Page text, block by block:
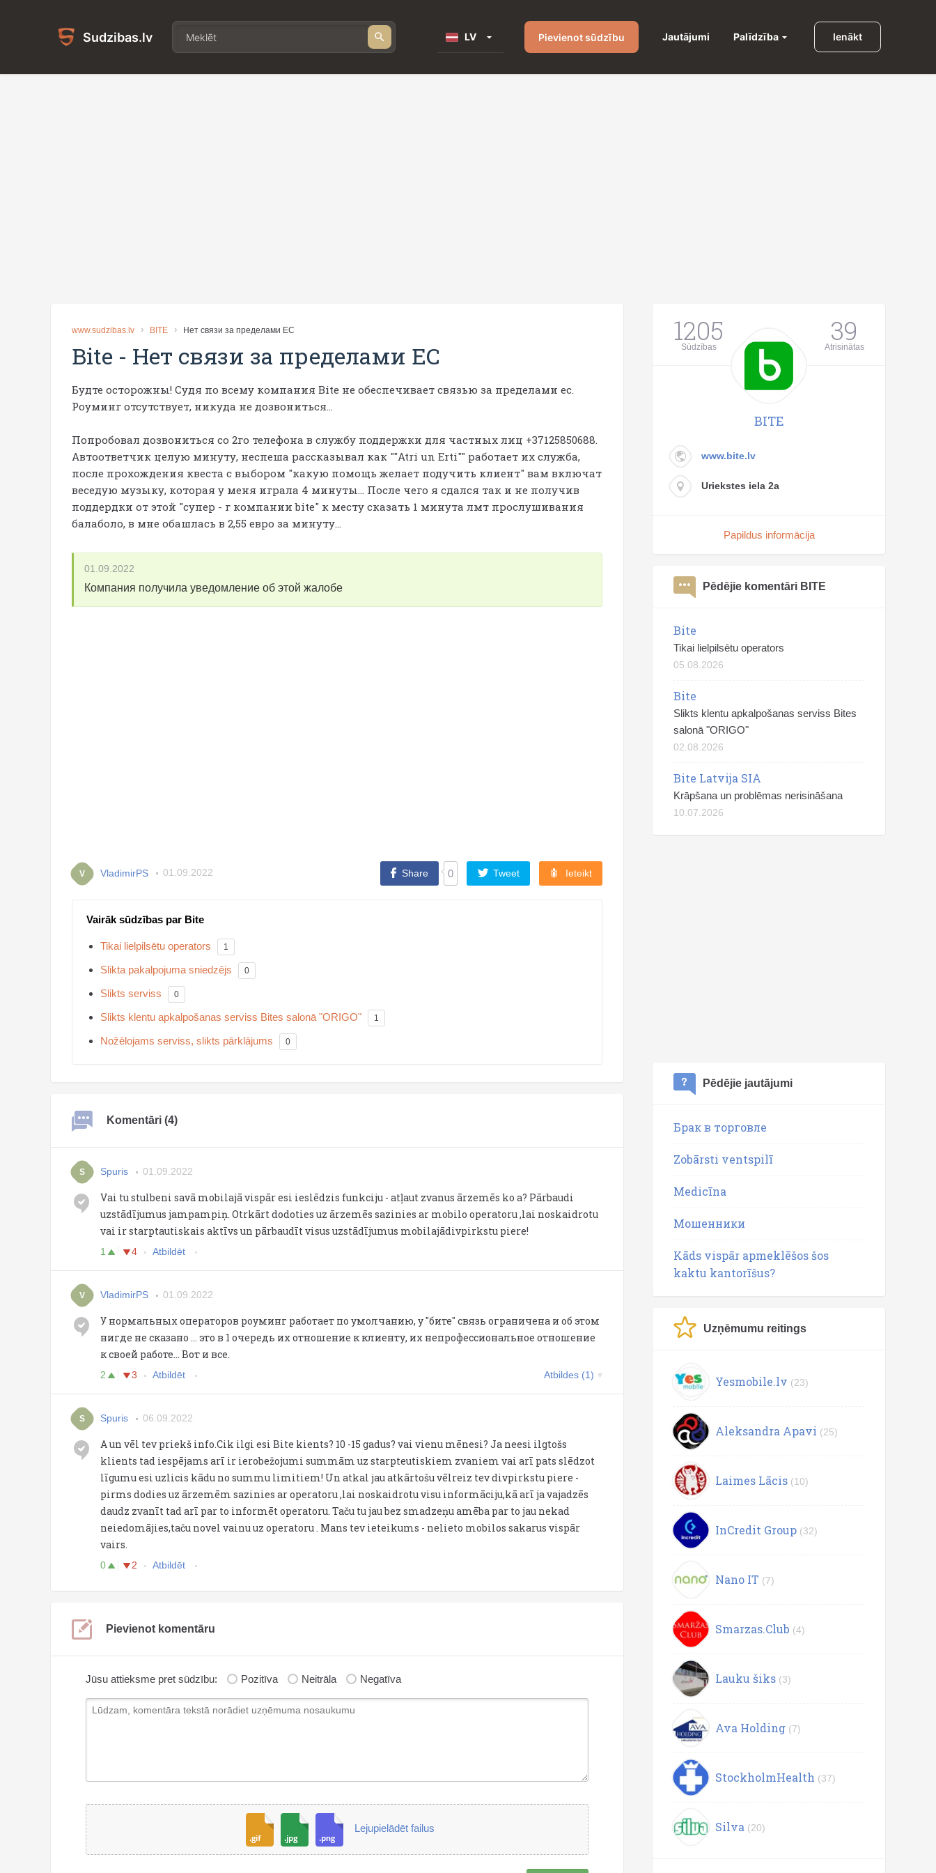
Sudzibas.lv LV Pievienot sūdzību Jautājumi Palīdzība Ienākt
www.sudzibas.lv BITE Нет связи за пределами ЕС
Bite - Нет связи за пределами ЕС
Будте осторожны! Судя по всему компания Bite не обеспечивает связью за пределами ес.
Роуминг отсутствует, никуда не дозвониться...
Попробовал дозвониться со 2го телефона в службу поддержки для частных лиц +37125850688.
Автоответчик целую минуту, неспеша рассказывал как ""Atri un Erti"" работает их служба,
после прохождения квеста с выбором "какую помощь желает подучить клиент" вам включат
веседую музыку, которая у меня играла 4 минуты... После чего я сдался так и не получив
поддердки от этой "супер - г компании bite" к месту сказать 1 минута лмт прослушивания
балаболо, в мне обашлась в 2,55 евро за минуту...
01.09.2022
Компания получила уведомление об этой жалобе
V VladimirPS 01.09.2022 Share 0 Tweet Ieteikt
Vairāk sūdzības par Bite
Tikai lielpilsētu operators 1
Slikta pakalpojuma sniedzējs 0
Slikts serviss 0
Slikts klentu apkalpošanas serviss Bites salonā "ORIGO" 1
Nožēlojams serviss, slikts pārklājums 0
Komentāri (4)
S Spuris 01.09.2022
Vai tu stulbeni savā mobilajā vispār esi ieslēdzis funkciju - atļaut zvanus ārzemēs ko a? Pārbaudi
uzstādījumus jampampiņ. Otrkārt dodoties uz ārzemēs sazinies ar mobilo operatoru ,lai noskaidrotu
vai ir starptautiskais aktīvs un pārbaudīt visus uzstādījumus mobilajādivpirkstu piere!
1 4 Atbildēt
V VladimirPS 01.09.2022
У нормальных операторов роуминг работает по умолчанию, у "бите" связь ограничена и об этом
нигде не сказано ... это в 1 очередь их отношение к клиенту, их непрофессиональное отношение
к своей работе... Вот и все.
2 3 Atbildēt Atbildes (1)
S Spuris 06.09.2022
A un vēl tev priekš info.Cik ilgi esi Bite kients? 10 -15 gadus? vai vienu mēnesi? Ja neesi ilgtošs
klients tad iespējams arī ir ierobežojumi summām uz starpteutiskiem zvaniem vai arī pats slēdzot
līgumu esi uzlicis kādu no summu limitiem! Un atkal jau atkārtošu vēlreiz tev divpirkstu piere -
pirms dodies uz ārzemēm sazinies ar operatoru ,lai noskaidrotu visu informāciju,kā arī ja vajadzēs
daudz zvanīt tad arī par to informēt operatoru. Taču tu jau bez smadzeņu amēba par to jau nekad
neiedomājies,taču novel vainu uz operatoru . Mans tev ieteikums - nelieto mobilos sakarus vispār
vairs.
0 2 Atbildēt
Pievienot komentāru
Jūsu attieksme pret sūdzību: Pozitīva Neitrāla Negatīva
Lejupielādēt failus
1205
Sūdzības 39
Atrisinātas
BITE
www.bite.lv
Uriekstes iela 2a
Papildus informācija
Pēdējie komentāri BITE
Bite
Tikai lielpilsētu operators
05.08.2026
Bite
Slikts klentu apkalpošanas serviss Bites
salonā "ORIGO"
02.08.2026
Bite Latvija SIA
Krāpšana un problēmas nerisināšana
10.07.2026
Pēdējie jautājumi
Брак в торговле
Zobārsti ventspilī
Medicīna
Мошенники
Kāds vispār apmeklēšos šos
kaktu kantorīšus?
Uzņēmumu reitings
Yesmobile.lv (23)
Aleksandra Apavi (25)
Laimes Lācis (10)
InCredit Group (32)
Nano IT (7)
Smarzas.Club (4)
Lauku šiks (3)
Ava Holding (7)
StockholmHealth (37)
Silva (20)